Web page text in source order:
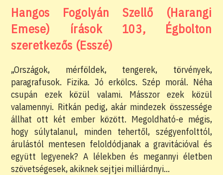
Hangos Fogolyán Szellő (Harangi
Emese) írások 103, Égbolton
szeretkezős (Esszé)
„Országok, mérföldek, tengerek, törvények,
paragrafusok. Fizika. Jó erkölcs. Szép morál. Néha
csupán ezek közül valami. Másszor ezek közül
valamennyi. Ritkán pedig, akár mindezek összessége
állhat ott két ember között. Megoldható-e mégis,
hogy súlytalanul, minden tehertől, szégyenfolttól,
árulástól mentesen feloldódjanak a gravitációval és
együtt legyenek? A lélekben és megannyi életben
szövetségesek, akiknek sejtjei milliárdnyi…